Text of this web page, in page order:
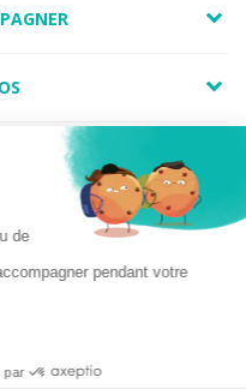
Avis Garantis,cliquez ici pour